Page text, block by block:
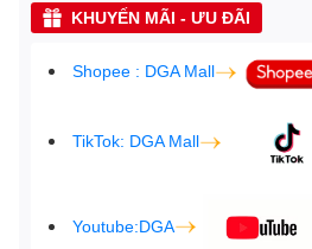
KHUYẾN MÃI - ƯU ĐÃI
Shopee : DGA Mall
TikTok: DGA Mall
Youtube:DGA